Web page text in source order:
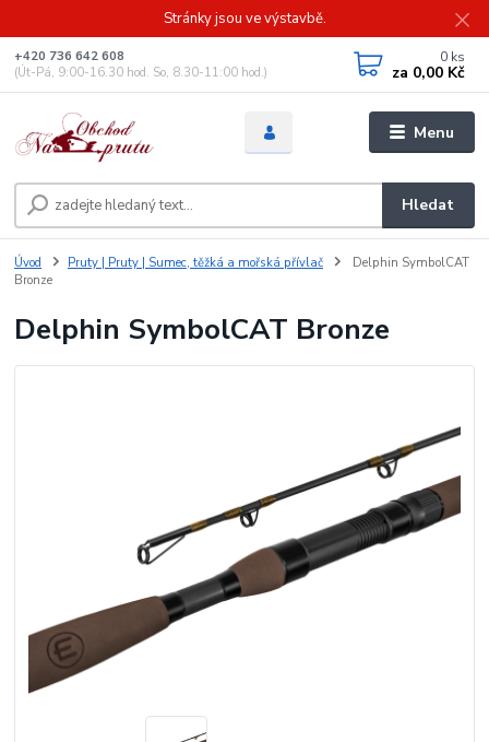
Stránky jsou ve výstavbě.
Menu
Hledat
+420 736 642 608
(Út-Pá, 9:00-16.30 hod. So, 8.30-11:00 hod.)
0 ks
za 0,00 Kč
Úvod Pruty | Pruty | Sumec, těžká a mořská přívlač
Delphin SymbolCAT
Bronze
Delphin SymbolCAT Bronze